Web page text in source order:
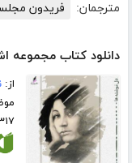
مترجمان: فریدون
دانلود کتاب مجموعه
از:
۳۱۷